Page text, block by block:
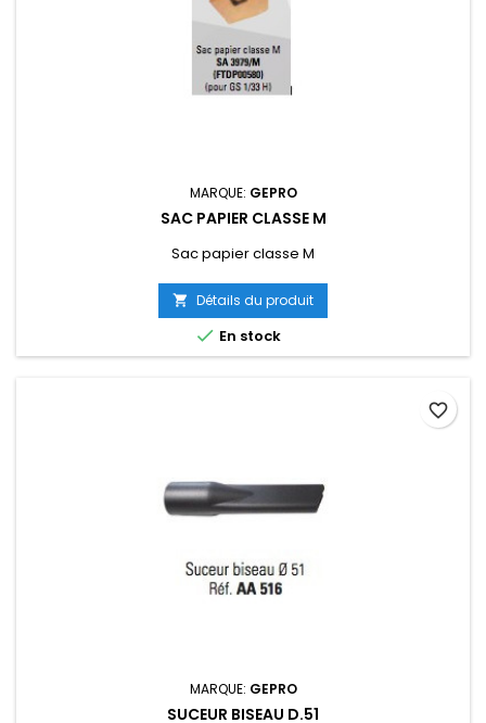
MARQUE: GEPRO
SAC PAPIER CLASSE M
Sac papier classe M
 Détails du produit
 En stock
MARQUE: GEPRO
SUCEUR BISEAU D.51
favorite_border